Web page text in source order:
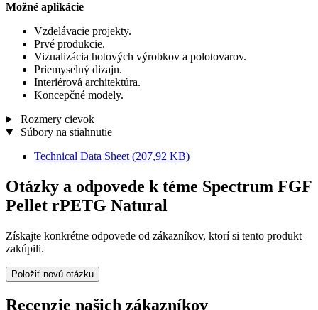
Možné aplikácie
Vzdelávacie projekty.
Prvé produkcie.
Vizualizácia hotových výrobkov a polotovarov.
Priemyselný dizajn.
Interiérová architektúra.
Koncepčné modely.
Rozmery cievok
Súbory na stiahnutie
Technical Data Sheet (207,92 KB)
Otázky a odpovede k téme Spectrum FGF
Pellet rPETG Natural
Získajte konkrétne odpovede od zákazníkov, ktorí si tento produkt
zakúpili.
Položiť novú otázku
Recenzie našich zákazníkov